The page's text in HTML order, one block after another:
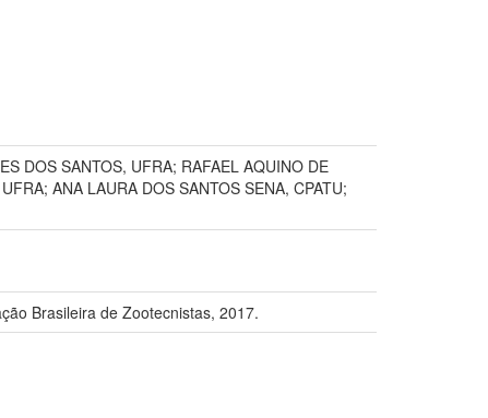
DOS SANTOS, UFRA; RAFAEL AQUINO DE
ANA LAURA DOS SANTOS SENA, CPATU;
Brasileira de Zootecnistas, 2017.